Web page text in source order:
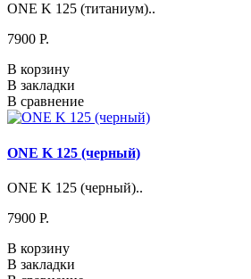
ONE K 125 (титаниум)..
7900 P.
В корзину
В закладки
В сравнение
ONE K 125 (черный)
ONE K 125 (черный)..
7900 P.
В корзину
В закладки